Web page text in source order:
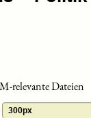
relevante Dateien